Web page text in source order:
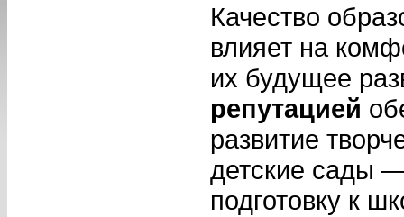
Качество
влияет на
их будущее
репутацией
развитие
детские сады
подготовку к